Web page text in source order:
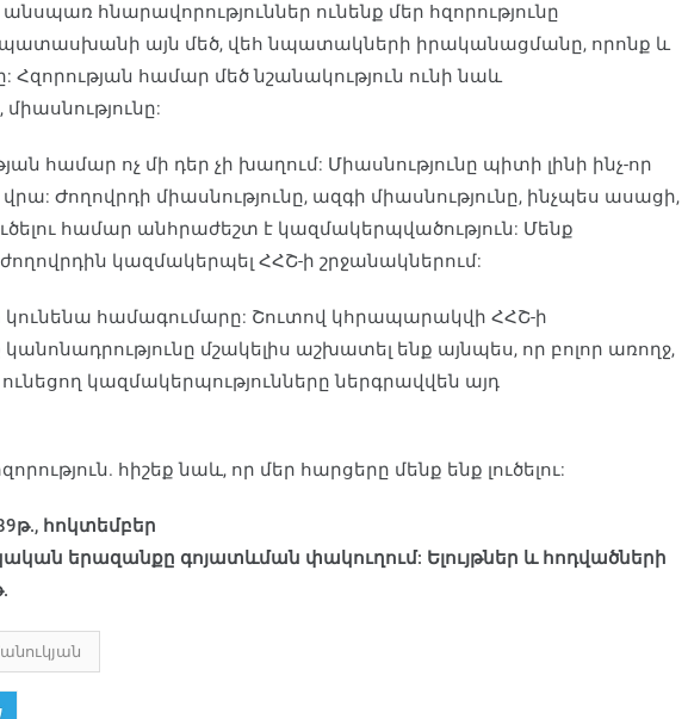
հնարավորություններ ունենք մեր հզորությունը
այն մեծ, վեհ նպատակների իրականացմանը, որոնք և
Հզորության համար մեծ նշանակություն ունի նաև
համար ոչ մի դեր չի խաղում: Միասնությունը պիտի լինի ինչ-որ
վրա: Ժողովրդի միասնությունը, ազգի միասնությունը, ինչպես ասացի,
համար անհրաժեշտ է կազմակերպվածություն: Մենք
կազմակերպել ՀՀՇ-ի շրջանակներում:
կունենա համագումարը: Շուտով կհրապարակվի ՀՀՇ-ի
մշակելիս աշխատել ենք այնպես, որ բոլոր առողջ,
կազմակերպությունները ներգրավվեն այդ
հիշեք նաև, որ մեր հարցերը մենք ենք լուծելու:
հոկտեմբեր
երազանքը գոյատևման փակուղում: Ելույթներ և հոդվածների